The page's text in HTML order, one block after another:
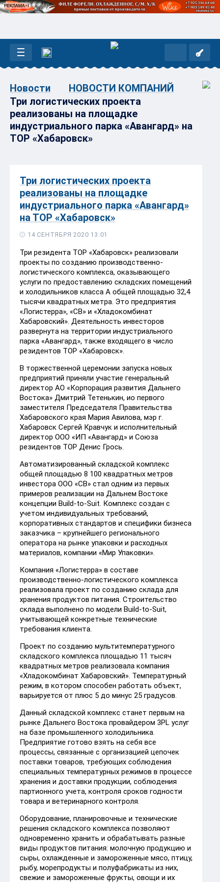
Новости
НОВОСТИ КОМПАНИЙ
Три логистических проекта
реализованы на площадке
индустриального парка «Авангард» на
ТОР «Хабаровск»
Три логистических проекта
реализованы на площадке
индустриального парка «Авангард»
на ТОР «Хабаровск»
14 СЕНТЯБРЯ 2020 13:01
Три резидента ТОР «Хабаровск» реализовали
проекты по созданию производственно-
логистического комплекса, оказывающего
услуги по предоставлению складских помещений
и холодильников класса А общей площадью 32,4
тысячи квадратных метра. Это предприятия
«Логистерра», «СВ» и «Хладокомбинат
Хабаровский». Деятельность инвесторов
развернута на территории индустриального
парка «Авангард», также входящего в число
резидентов ТОР «Хабаровск».
В торжественной церемонии запуска новых
предприятий приняли участие генеральный
директор АО «Корпорация развития Дальнего
Востока» Дмитрий Тетенькин, ио первого
заместителя Председателя Правительства
Хабаровского края Мария Авилова, мэр г.
Хабаровск Сергей Кравчук и исполнительный
директор ООО «ИП «Авангард» и Союза
резидентов ТОР Денис Грось.
Автоматизированный складской комплекс
общей площадью 8 100 квадратных метров
инвестора ООО «СВ» стал одним из первых
примеров реализации на Дальнем Востоке
концепции Build-to-Suit. Комплекс создан с
учетом индивидуальных требований,
корпоративных стандартов и специфики бизнеса
заказчика – крупнейшего регионального
оператора на рынке упаковки и расходных
материалов, компании «Мир Упаковки».
Компания «Логистерра» в составе
производственно-логистического комплекса
реализовала проект по созданию склада для
хранения продуктов питания. Строительство
склада выполнено по модели Build-to-Suit,
учитывающей конкретные технические
требования клиента.
Проект по созданию мультитемпературного
складского комплекса площадью 11 тысяч
квадратных метров реализовала компания
«Хладокомбинат Хабаровский». Температурный
режим, в котором способен работать объект,
варьируется от плюс 5 до минус 25 градусов.
Данный складской комплекс станет первым на
рынке Дальнего Востока провайдером 3PL услуг
на базе промышленного холодильника.
Предприятие готово взять на себя все
процессы, связанные с организацией цепочек
поставки товаров, требующих соблюдения
специальных температурных режимов в процессе
хранения и доставки продукции, соблюдения
партионного учета, контроля сроков годности
товара и ветеринарного контроля.
Оборудование, планировочные и технические
решения складского комплекса позволяют
одновременно хранить и обрабатывать разные
виды продуктов питания: молочную продукцию и
сыры, охлажденные и замороженные мясо, птицу,
рыбу, морепродукты и полуфабрикаты из них,
свежие и замороженные фрукты, овощи и их